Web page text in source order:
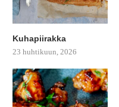
Kuhapiirakka
23 huhtikuun, 2026